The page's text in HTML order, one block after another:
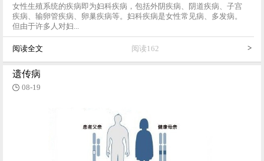
女性生殖系统的疾病即为妇科疾病，包括外阴疾病、阴道疾病、子宫
疾病、输卵管疾病、卵巢疾病等。妇科疾病是女性常见病、多发病。
但由于许多人对妇...
阅读全文 阅读162 >
遗传病
08-19